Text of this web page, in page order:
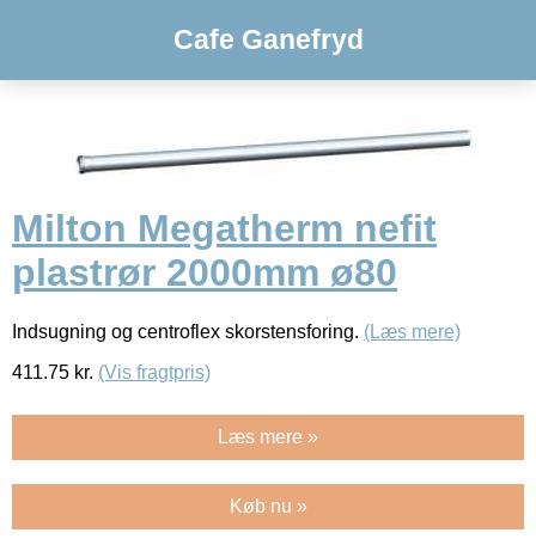
Cafe Ganefryd
Milton Megatherm nefit
plastrør 2000mm ø80
Indsugning og centroflex skorstensforing. (Læs mere)
411.75 kr. (Vis fragtpris)
Læs mere »
Køb nu »